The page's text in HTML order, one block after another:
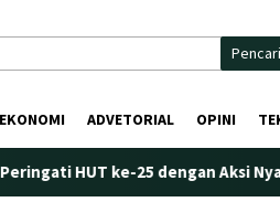
EKONOMI ADVETORIAL OPINI
25 dengan Aksi Nyata di Pantai